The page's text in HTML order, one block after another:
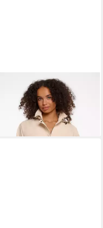
RINO & PELLEAnorak DO
mit abnehmbarer Kapuze
ab 54,97 €
UVP129,95 €